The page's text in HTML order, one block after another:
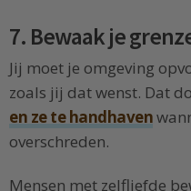
7. Bewaak je
Jij moet je omgeving
zoals jij dat wenst. Dat
en ze te handhaven
overschreden.
Mensen met zelfliefde